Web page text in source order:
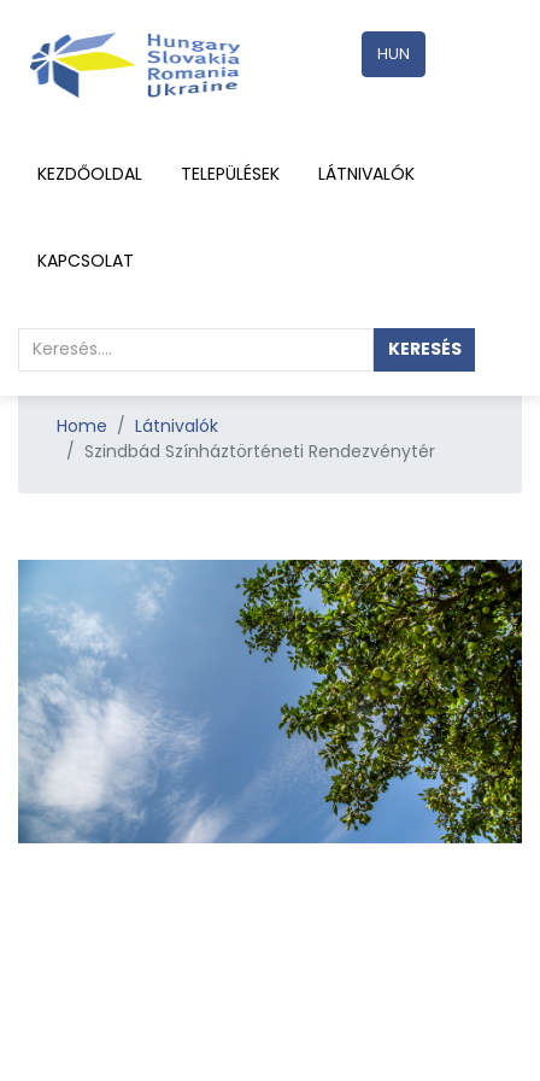
HUN
KEZDŐOLDAL TELEPÜLÉSEK LÁTNIVALÓK
KAPCSOLAT
KERESÉS
Home
Látnivalók
Szindbád Színháztörténeti Rendezvénytér